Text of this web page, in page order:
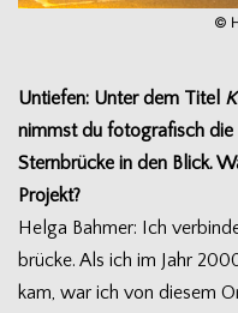
©
Untie­fen: Unter dem Titel
nimmst du foto­gra­fisch
Stern­brü­cke in den Blick.
Projekt?
Helga Bah­mer: Ich
brü­cke. Als ich im Jahr
kam, war ich von die­sem